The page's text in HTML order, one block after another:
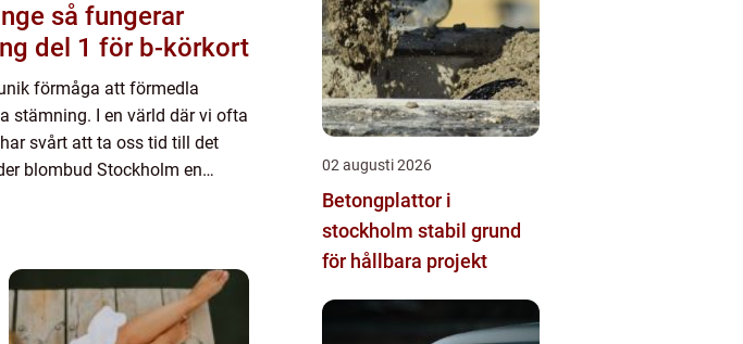
del 1 för b-körkort
förmåga att förmedla
stämning. I en värld där vi ofta
svårt att ta oss tid till det
blombud Stockholm en
02 augusti 2026
Betongplattor i
stockholm stabil grund
för hållbara projekt